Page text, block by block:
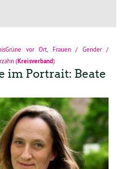
vor Ort
Frauen / Gender /
(Kreisverband)
im Portrait: Beate